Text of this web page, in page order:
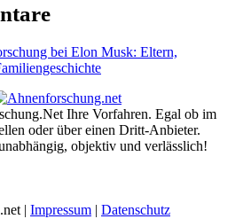
bei Elon Musk: Eltern,
Ihre Vorfahren. Egal ob im
oder über einen Dritt-Anbieter.
objektiv und verlässlich!
| Impressum | Datenschutz